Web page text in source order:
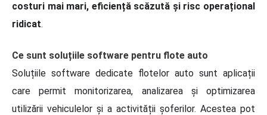
costuri mai mari, eficiență scăzută și risc operațional
ridicat.
Ce sunt soluțiile software pentru flote auto
Soluțiile software dedicate flotelor auto sunt aplicații
care permit monitorizarea, analizarea și optimizarea
utilizării vehiculelor și a activității șoferilor. Acestea pot